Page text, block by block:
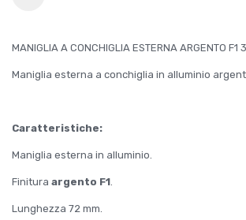
MANIGLIA A CONCHIGLIA ESTERNA ARGENTO F1
Maniglia esterna a conchiglia in alluminio
Caratteristiche:
Maniglia esterna in alluminio.
Finitura argento F1
Lunghezza 72 mm.